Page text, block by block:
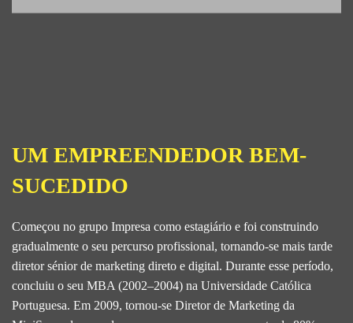
UM EMPREENDEDOR BEM-
SUCEDIDO
Começou no grupo Impresa como estagiário e foi construindo
gradualmente o seu percurso profissional, tornando-se mais tarde
diretor sénior de marketing direto e digital. Durante esse período,
concluiu o seu MBA (2002–2004) na Universidade Católica
Portuguesa. Em 2009, tornou-se Diretor de Marketing da